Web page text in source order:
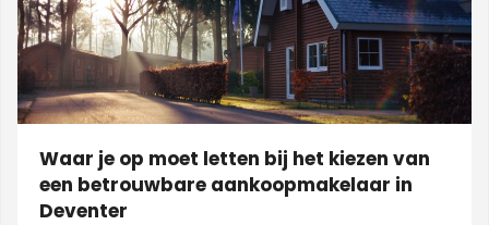
Waar je op moet letten bij het kiezen van
een betrouwbare aankoopmakelaar in
Deventer